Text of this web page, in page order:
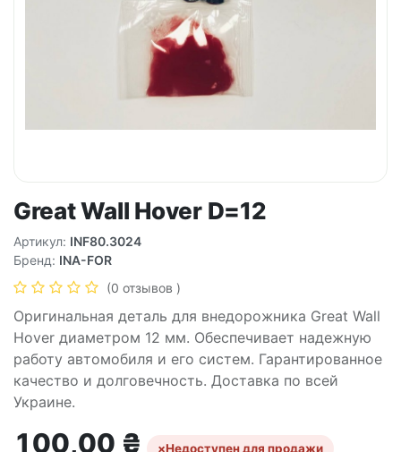
Great Wall Hover D=12
Артикул: INF80.3024
Бренд: INA-FOR
(0 отзывов )
Оригинальная деталь для внедорожника Great Wall
Hover диаметром 12 мм. Обеспечивает надежную
работу автомобиля и его систем. Гарантированное
качество и долговечность. Доставка по всей
Украине.
100,00 ₴ ×Недоступен для продажи